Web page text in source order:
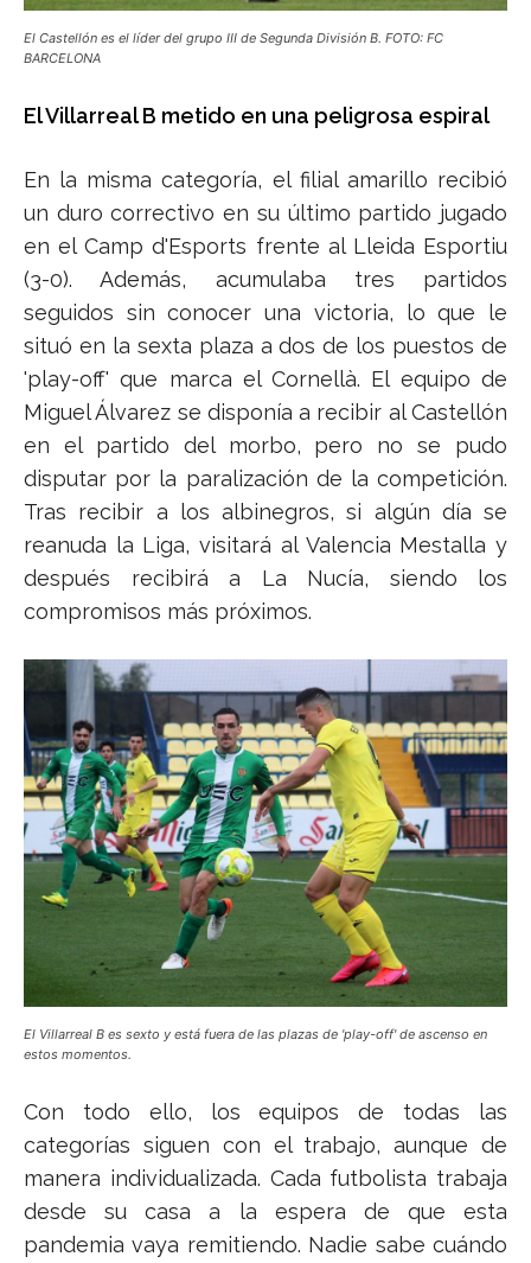
El Castellón es el líder del grupo III de Segunda División B. FOTO: FC
BARCELONA
El Villarreal B metido en una peligrosa espiral
En la misma categoría, el filial amarillo recibió
un duro correctivo en su último partido jugado
en el Camp d'Esports frente al Lleida Esportiu
(3-0). Además, acumulaba tres partidos
seguidos sin conocer una victoria, lo que le
situó en la sexta plaza a dos de los puestos de
'play-off' que marca el Cornellà. El equipo de
Miguel Álvarez se disponía a recibir al Castellón
en el partido del morbo, pero no se pudo
disputar por la paralización de la competición.
Tras recibir a los albinegros, si algún día se
reanuda la Liga, visitará al Valencia Mestalla y
después recibirá a La Nucía, siendo los
compromisos más próximos.
El Villarreal B es sexto y está fuera de las plazas de 'play-off' de ascenso en
estos momentos.
Con todo ello, los equipos de todas las
categorías siguen con el trabajo, aunque de
manera individualizada. Cada futbolista trabaja
desde su casa a la espera de que esta
pandemia vaya remitiendo. Nadie sabe cuándo